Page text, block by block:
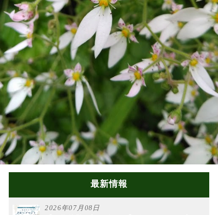
最新情報
2026年07月08日